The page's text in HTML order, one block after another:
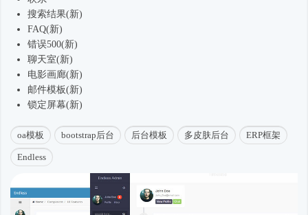
搜索结果(新)
FAQ(新)
错误500(新)
聊天室(新)
电影画廊(新)
邮件模板(新)
锁定屏幕(新)
oa模板 bootstrap后台 后台模板 多皮肤后台 ERP框架
Endless